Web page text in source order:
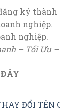
ký thành
nghiệp.
nghiệp.
– Tối Ưu –
ĐỔI TÊN